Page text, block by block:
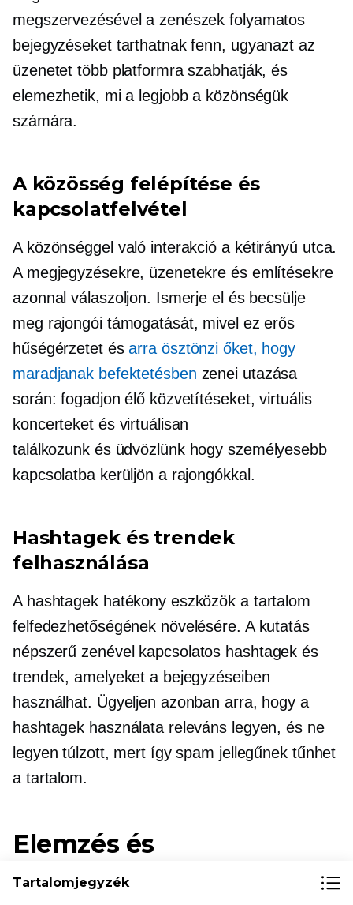
megszervezésével a zenészek folyamatos
bejegyzéseket tarthatnak fenn, ugyanazt az
üzenetet több platformra szabhatják, és
elemezhetik, mi a legjobb a közönségük
számára.
A közösség felépítése és
kapcsolatfelvétel
A közönséggel való interakció a kétirányú utca.
A megjegyzésekre, üzenetekre és említésekre
azonnal válaszoljon. Ismerje el és becsülje
meg rajongói támogatását, mivel ez erős
hűségérzetet ésarra ösztönzi őket, hogy
maradjanak befektetésben zenei utazása
során: fogadjon élő közvetítéseket, virtuális
koncerteket és virtuálisan
találkozunk és üdvözlünkhogy személyesebb
kapcsolatba kerüljön a rajongókkal.
Hashtagek és trendek
felhasználása
A hashtagek hatékony eszközök a tartalom
felfedezhetőségének növelésére. A kutatás
népszerű zenével kapcsolatos hashtagek és
trendek, amelyeket a bejegyzéseiben
használhat. Ügyeljen azonban arra, hogy a
hashtagek használata releváns legyen, és ne
legyen túlzott, mert így spam jellegűnek tűnhet
a tartalom.
Elemzés és
alkalmazkodás
Tartalomjegyzék